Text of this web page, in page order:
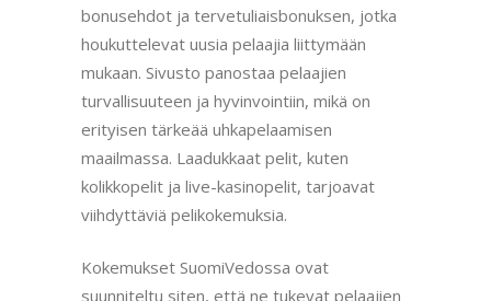
bonusehdot ja tervetuliaisbonuksen, jotka
houkuttelevat uusia pelaajia liittymään
mukaan. Sivusto panostaa pelaajien
turvallisuuteen ja hyvinvointiin, mikä on
erityisen tärkeää uhkapelaamisen
maailmassa. Laadukkaat pelit, kuten
kolikkopelit ja live-kasinopelit, tarjoavat
viihdyttäviä pelikokemuksia.
Kokemukset SuomiVedossa ovat
suunniteltu siten, että ne tukevat pelaajien